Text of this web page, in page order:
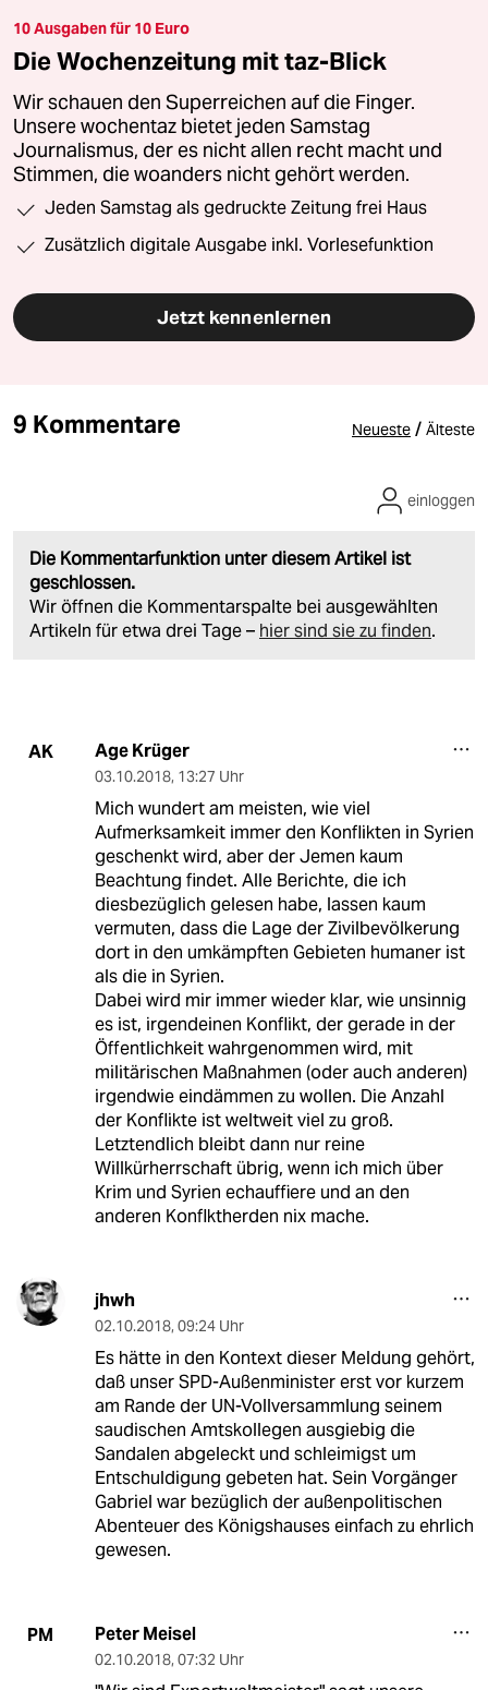
10 Ausgaben für 10 Euro
Die Wochenzeitung mit taz-Blick
Wir schauen den Superreichen auf die Finger.
Unsere wochentaz bietet jeden Samstag
Journalismus, der es nicht allen recht macht und
Stimmen, die woanders nicht gehört werden.
Jeden Samstag als gedruckte Zeitung frei Haus
Zusätzlich digitale Ausgabe inkl. Vorlesefunktion
Jetzt kennenlernen
9 Kommentare Neueste / Älteste
Die Kommentarfunktion unter diesem Artikel ist
geschlossen.
Wir öffnen die Kommentarspalte bei ausgewählten
Artikeln für etwa drei Tage – hier sind sie zu finden.
einloggen
AK Age Krüger
03.10.2018, 13:27 Uhr
Mich wundert am meisten, wie viel
Aufmerksamkeit immer den Konflikten in Syrien
geschenkt wird, aber der Jemen kaum
Beachtung findet. Alle Berichte, die ich
diesbezüglich gelesen habe, lassen kaum
vermuten, dass die Lage der Zivilbevölkerung
dort in den umkämpften Gebieten humaner ist
als die in Syrien.
Dabei wird mir immer wieder klar, wie unsinnig
es ist, irgendeinen Konflikt, der gerade in der
Öffentlichkeit wahrgenommen wird, mit
militärischen Maßnahmen (oder auch anderen)
irgendwie eindämmen zu wollen. Die Anzahl
der Konflikte ist weltweit viel zu groß.
Letztendlich bleibt dann nur reine
Willkürherrschaft übrig, wenn ich mich über
Krim und Syrien echauffiere und an den
anderen Konflktherden nix mache.
jhwh
02.10.2018, 09:24 Uhr
Es hätte in den Kontext dieser Meldung gehört,
daß unser SPD-Außenminister erst vor kurzem
am Rande der UN-Vollversammlung seinem
saudischen Amtskollegen ausgiebig die
Sandalen abgeleckt und schleimigst um
Entschuldigung gebeten hat. Sein Vorgänger
Gabriel war bezüglich der außenpolitischen
Abenteuer des Königshauses einfach zu ehrlich
gewesen.
PM Peter Meisel
02.10.2018, 07:32 Uhr